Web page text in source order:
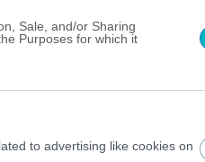
Sale, and/or Sharing
Purposes for which it
to advertising like cookies on